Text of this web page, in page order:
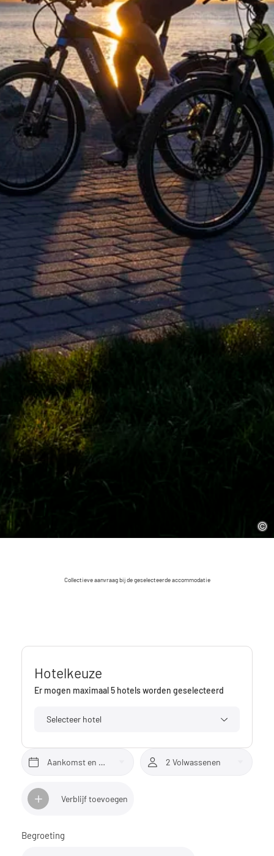
Collectieve aanvraag bij de geselecteerde accommodatie
Aankomst en vertrek* 2 Volwassenen
Verblijf toevoegen
Begroeting
Hotelkeuze
Er mogen maximaal 5 hotels worden geselecteerd
Selecteer hotel